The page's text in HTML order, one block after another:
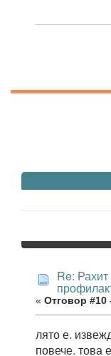
Re:
« Отговор #10
лято е.
повече. това